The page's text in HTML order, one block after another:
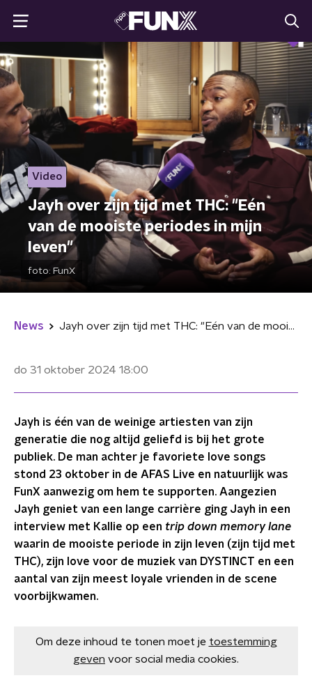
Video
Jayh over zijn tijd met THC: "Eén
van de mooiste periodes in mijn
leven"
foto: FunX
News Jayh over zijn tijd met THC: "Eén van de mooiste periodes in mijn leven"
do 31 oktober 2024 18:00
Jayh is één van de weinige artiesten van zijn
generatie die nog altijd geliefd is bij het grote
publiek. De man achter je favoriete love songs
stond 23 oktober in de AFAS Live en natuurlijk was
FunX aanwezig om hem te supporten. Aangezien
Jayh geniet van een lange carrière ging Jayh in een
interview met Kallie op een trip down memory lane
waarin de mooiste periode in zijn leven (zijn tijd met
THC), zijn love voor de muziek van DYSTINCT en een
aantal van zijn meest loyale vrienden in de scene
voorbijkwamen.
Om deze inhoud te tonen moet je toestemming
geven voor social media cookies.